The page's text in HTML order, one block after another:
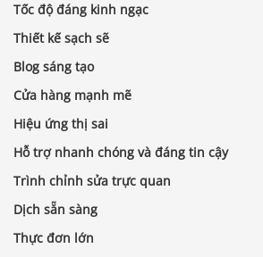
Tốc độ đáng kinh ngạc
Thiết kế sạch sẽ
Blog sáng tạo
Cửa hàng mạnh mẽ
Hiệu ứng thị sai
Hỗ trợ nhanh chóng và đáng tin cậy
Trình chỉnh sửa trực quan
Dịch sẵn sàng
Thực đơn lớn